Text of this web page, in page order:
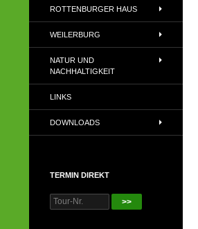
ROTTENBURGER HAUS
WEILERBURG
NATUR UND
NACHHALTIGKEIT
LINKS
DOWNLOADS
TERMIN DIREKT
>>